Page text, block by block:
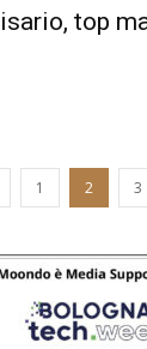
top
1 2 3